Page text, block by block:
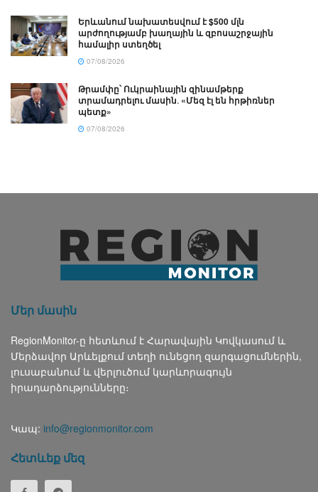
Երևանում նախատեսվում է $500 մլն
արժողությամբ խաղային և զբոսաշրջային
համալիր ստեղծել
07/08/2026
Թրամփը՝ Ուկրաինային զինամթերք
տրամադրելու մասին․ «Մեզ էլ են հրթիռներ
պետք»
07/08/2026
Մեր մասին
RegionMonitor-ը հետևում է Հարավային Կովկասում և
Մերձավոր Արևելքում տեղի ունեցող զարգացումներին,
լուսաբանում և վերլուծում կարևորագույն
իրադարձությունները։
Կապ: info@regionmonitor.com
Հետևեք մեզ